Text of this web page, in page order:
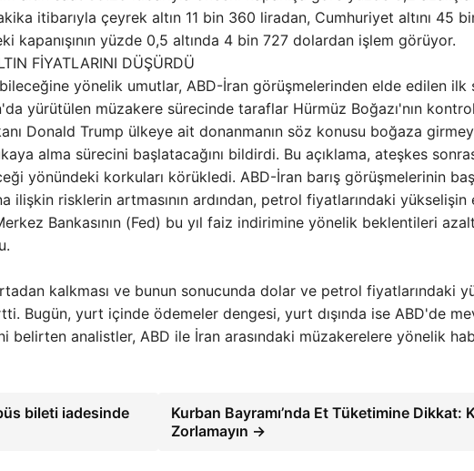
itibarıyla çeyrek altın 11 bin 360 liradan, Cumhuriyet altını 45
kapanışının yüzde 0,5 altında 4 bin 727 dolardan işlem görüyor.
FİYATLARINI DÜŞÜRDÜ
yönelik umutlar, ABD-İran görüşmelerinden elde edilen ilk
yürütülen müzakere sürecinde taraflar Hürmüz Boğazı'nın
Donald Trump ülkeye ait donanmanın söz konusu boğaza
alma sürecini başlatacağını bildirdi. Bu açıklama, ateşkes
yönündeki korkuları körükledi. ABD-İran barış görüşmelerinin
ilişkin risklerin artmasının ardından, petrol fiyatlarındaki
Bankasının (Fed) bu yıl faiz indirimine yönelik beklentileri
kalkması ve bunun sonucunda dolar ve petrol fiyatlarındaki
Bugün, yurt içinde ödemeler dengesi, yurt dışında ise ABD'de
belirten analistler, ABD ile İran arasındaki müzakerelere yönelik
bileti iadesinde
Kurban Bayramı’nda Et Tüketimine Dikkat:
Zorlamayın →